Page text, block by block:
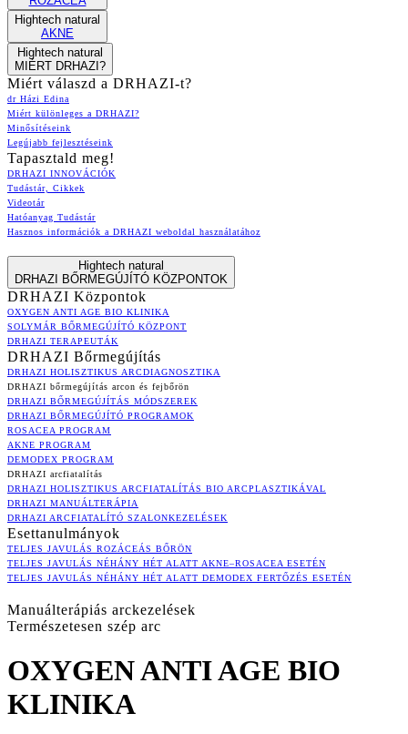
Hightech natural
AKNE
Hightech natural
MIÉRT DRHAZI?
Miért válaszd a DRHAZI-t?
dr Házi Edina
Miért különleges a DRHAZI?
Minősítéseink
Legújabb fejlesztéseink
Tapasztald meg!
DRHAZI INNOVÁCIÓK
Tudástár, Cikkek
Videotár
Hatóanyag Tudástár
Hasznos információk a DRHAZI weboldal használatához
Hightech natural
DRHAZI BŐRMEGÚJÍTÓ KÖZPONTOK
DRHAZI Központok
OXYGEN ANTI AGE BIO KLINIKA
SOLYMÁR BŐRMEGÚJÍTÓ KÖZPONT
DRHAZI TERAPEUTÁK
DRHAZI Bőrmegújítás
DRHAZI HOLISZTIKUS ARCDIAGNOSZTIKA
DRHAZI bőrmegújítás arcon és fejbőrön
DRHAZI BŐRMEGÚJÍTÁS MÓDSZEREK
DRHAZI BŐRMEGÚJÍTÓ PROGRAMOK
ROSACEA PROGRAM
AKNE PROGRAM
DEMODEX PROGRAM
DRHAZI arcfiatalítás
DRHAZI HOLISZTIKUS ARCFIATALÍTÁS BIO ARCPLASZTIKÁVAL
DRHAZI MANUÁLTERÁPIA
DRHAZI ARCFIATALÍTÓ SZALONKEZELÉSEK
Esettanulmányok
TELJES JAVULÁS ROZÁCEÁS BŐRÖN
TELJES JAVULÁS NÉHÁNY HÉT ALATT AKNE–ROSACEA ESETÉN
TELJES JAVULÁS NÉHÁNY HÉT ALATT DEMODEX FERTŐZÉS ESETÉN
Manuálterápiás arckezelések
Természetesen szép arc
OXYGEN ANTI AGE BIO
KLINIKA